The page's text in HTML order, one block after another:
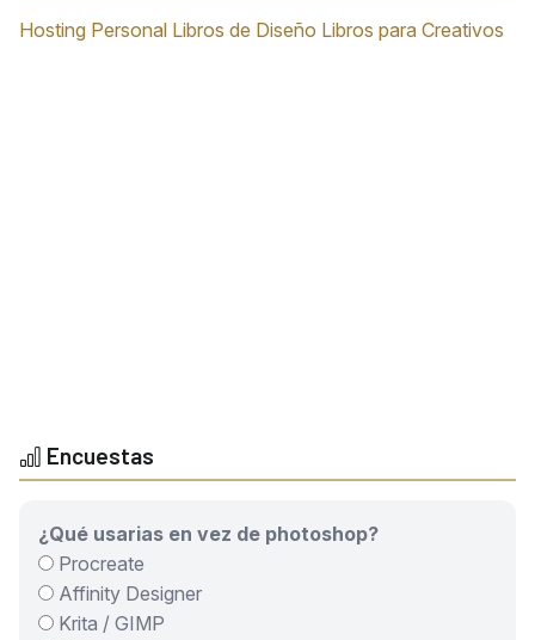
Hosting Personal Libros de Diseño Libros para Creativos
Encuestas
¿Qué usarias en vez de photoshop?
Procreate
Affinity Designer
Krita / GIMP